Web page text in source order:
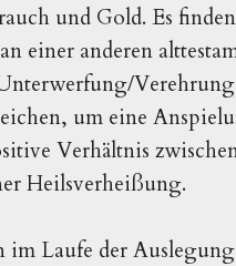
und Gold. Es
einer anderen
um eine
Verhältnis
Heilsverheißung.
Laufe der